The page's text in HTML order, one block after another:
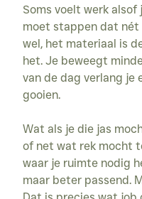
Voor bedrijven
YOGA
Overzicht
Hatha-vinyasa
Stoelyoga
Domein Kiewit
ONLINE AANBOD
Blog
Soms voelt werk
moet stappen dat nét
wel, het materiaal is
het. Je beweegt
van de dag verlang je
gooien.
Wat als je die jas
of net wat rek mocht
waar je ruimte nodig
maar beter passend.